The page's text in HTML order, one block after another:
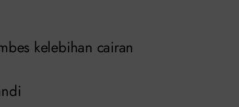
kelebihan cairan